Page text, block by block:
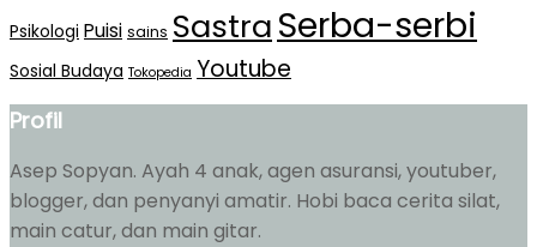
Psikologi Puisi sains SastraSerba-serbi
Sosial Budaya Tokopedia Youtube
Profil
Asep Sopyan. Ayah 4 anak, agen asuransi, youtuber,
blogger, dan penyanyi amatir. Hobi baca cerita silat,
main catur, dan main gitar.